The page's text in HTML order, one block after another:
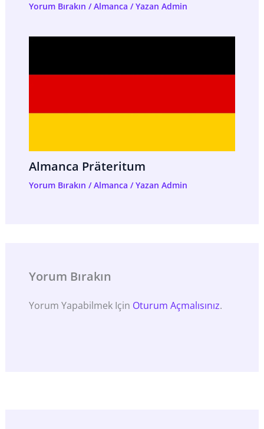
Yorum Bırakın /Almanca / Yazan Admin
Almanca Präteritum
Yorum Bırakın /Almanca / Yazan Admin
Yorum Bırakın
Yorum Yapabilmek Için Oturum Açmalısınız.